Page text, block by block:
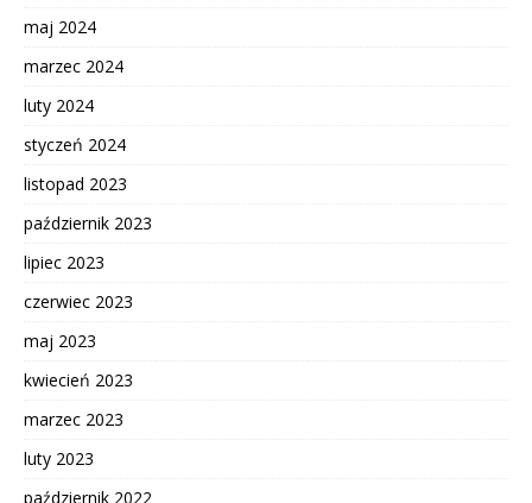
maj 2024
marzec 2024
luty 2024
styczeń 2024
listopad 2023
październik 2023
lipiec 2023
czerwiec 2023
maj 2023
kwiecień 2023
marzec 2023
luty 2023
październik 2022